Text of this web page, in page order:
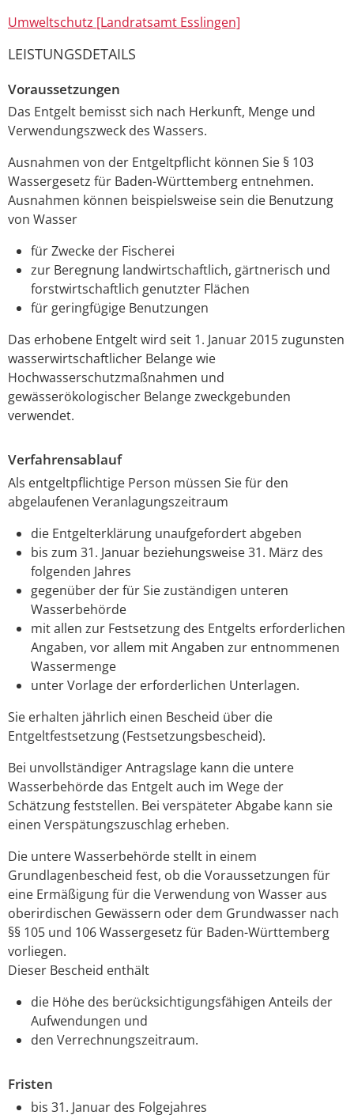
Umweltschutz [Landratsamt Esslingen]
LEISTUNGSDETAILS
Voraussetzungen
Das Entgelt bemisst sich nach Herkunft, Menge und
Verwendungszweck des Wassers.
Ausnahmen von der Entgeltpflicht können Sie § 103
Wassergesetz für Baden-Württemberg entnehmen.
Ausnahmen können beispielsweise sein die Benutzung
von Wasser
für Zwecke der Fischerei
zur Beregnung landwirtschaftlich, gärtnerisch und
forstwirtschaftlich genutzter Flächen
für geringfügige Benutzungen
Das erhobene Entgelt wird seit 1. Januar 2015 zugunsten
wasserwirtschaftlicher Belangewie
Hochwasserschutzmaßnahmen und
gewässerökologischer Belangezweckgebunden
verwendet.
Verfahrensablauf
Als entgeltpflichtige Person müssen Sie für den
abgelaufenen Veranlagungszeitraum
die Entgelterklärung unaufgefordert abgeben
bis zum 31. Januar beziehungsweise 31. März des
folgenden Jahres
gegenüber der für Sie zuständigen unteren
Wasserbehörde
mit allen zur Festsetzung des Entgelts erforderlichen
Angaben, vor allem mit Angaben zur entnommenen
Wassermenge
unter Vorlage der erforderlichen Unterlagen.
Sie erhalten jährlich einen Bescheid über die
Entgeltfestsetzung (Festsetzungsbescheid).
Bei unvollständiger Antragslage kann die untere
Wasserbehörde das Entgelt auch im Wege der
Schätzung feststellen. Bei verspäteter Abgabe kann sie
einen Verspätungszuschlag erheben.
Die untere Wasserbehörde stellt in einem
Grundlagenbescheid fest, ob die Voraussetzungen für
eine Ermäßigung für die Verwendung von Wasser aus
oberirdischen Gewässern oder dem Grundwasser nach
§§ 105 und 106 Wassergesetz für Baden-Württemberg
vorliegen.
Dieser Bescheid enthält
die Höhe des berücksichtigungsfähigen Anteils der
Aufwendungen und
den Verrechnungszeitraum.
Fristen
bis 31. Januar des Folgejahres